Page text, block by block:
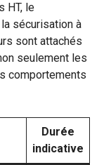
HT, le
sécurisation à
sont attachés
seulement les
comportements
Durée
indicative